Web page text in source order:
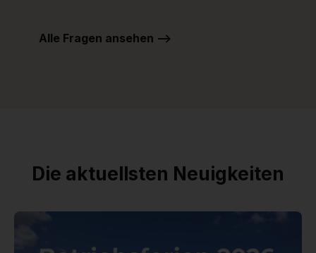
Alle Fragen ansehen -->
Die aktuellsten Neuigkeiten